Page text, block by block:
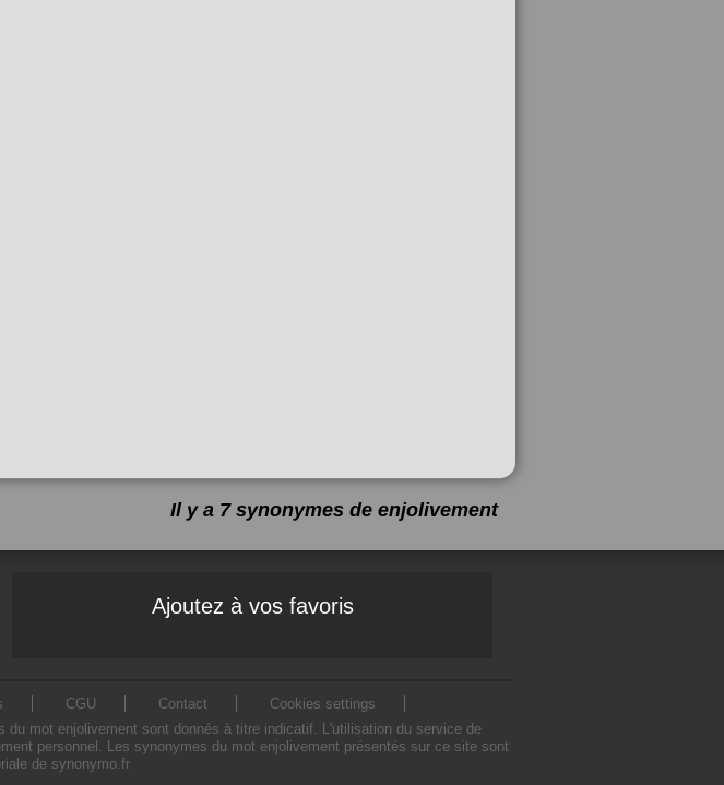
Il y a 7 synonymes de enjolivement
Ajoutez à vos favoris
CGU Contact
Cookies settings
mot enjolivement sont donnés à titre indicatif. L'utilisation du service de
personnel. Les synonymes du mot enjolivement présentés sur ce site sont
de synonymo.fr